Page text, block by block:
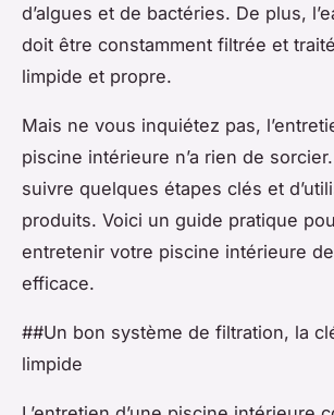
d’algues et de bactéries. De plus,
doit être constamment filtrée et
limpide et propre.
Mais ne vous inquiétez pas,
piscine intérieure n’a rien de
suivre quelques étapes clés et
produits. Voici un guide pratique
entretenir votre piscine intérieure
efficace.
##Un bon système de filtration, la
limpide